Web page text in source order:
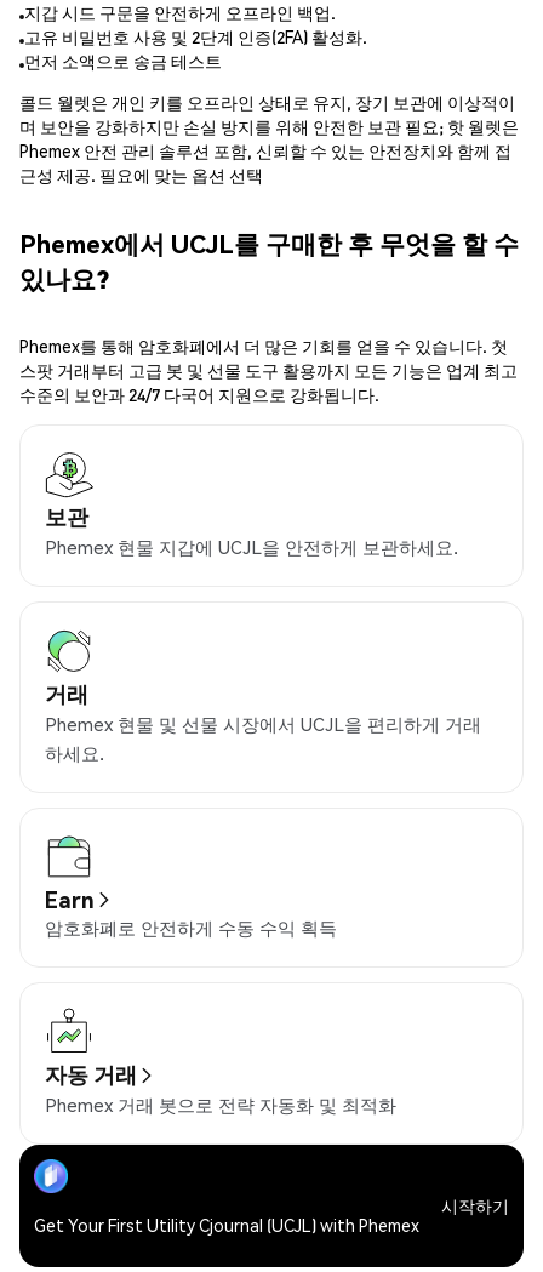
지갑 시드 구문을 안전하게 오프라인 백업.
고유 비밀번호 사용 및 2단계 인증(2FA) 활성화.
먼저 소액으로 송금 테스트
콜드 월렛은 개인 키를 오프라인 상태로 유지, 장기 보관에 이상적이
며 보안을 강화하지만 손실 방지를 위해 안전한 보관 필요; 핫 월렛은
Phemex 안전 관리 솔루션 포함, 신뢰할 수 있는 안전장치와 함께 접
근성 제공. 필요에 맞는 옵션 선택
Phemex에서 UCJL를 구매한 후 무엇을 할 수
있나요?
Phemex를 통해 암호화폐에서 더 많은 기회를 얻을 수 있습니다. 첫
스팟 거래부터 고급 봇 및 선물 도구 활용까지 모든 기능은 업계 최고
수준의 보안과 24/7 다국어 지원으로 강화됩니다.
보관
Phemex 현물 지갑에 UCJL을 안전하게 보관하세요.
거래
Phemex 현물 및 선물 시장에서 UCJL을 편리하게 거래
하세요.
Earn
암호화폐로 안전하게 수동 수익 획득
자동 거래
Phemex 거래 봇으로 전략 자동화 및 최적화
Get Your First Utility Cjournal (UCJL) with Phemex
시작하기